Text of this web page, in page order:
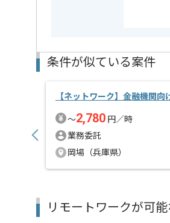
条件が似ている案件
【ネットワーク】金融機関
〜2,780 円／時
業務委託
岡場（兵庫県）
リモートワークが可